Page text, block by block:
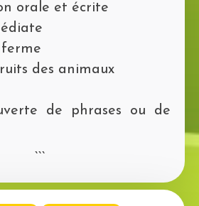
orale et écrite
des animaux
de phrases ou de
```